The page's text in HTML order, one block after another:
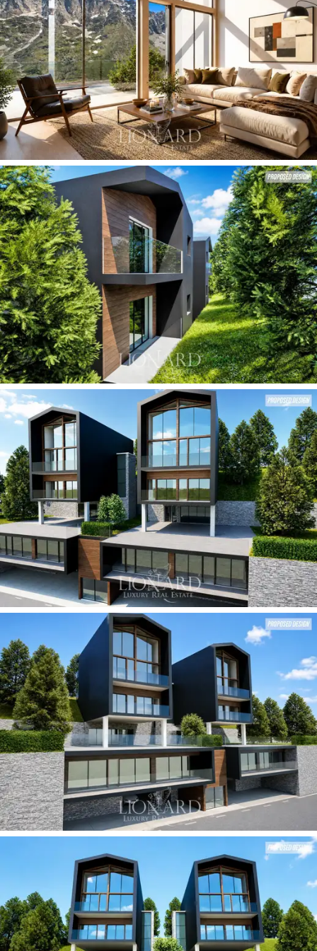
és polírozott fém tiszta tömegeiből álló sziluett az
ég felé magasodik,acéloszlopok támasztják alá,
amelyek rendkívüli könnyedségérzetet kölcsönöznek.
Az üvegkorlátokkal védettpanorámás teraszokteljes
és akadálytalan kilátást nyújtanak a környező
csúcsokra. Az ikonikussarokhelyenfekvő ingatlan
harmonikusan kiegészíti a híres Hotel Brehorn
történelmi kőhomlokzatát, tökéletesen ötvözve az
alpesi Belle Époqueörökségét és a kortársluxus
ingatlanok élvonalát.
A nappalik belső tereit úgy tervezték, hogy fokozzák
az alpesi táj fenségét, mélyreható vizuális hatású
építészeti megoldásokat alkalmazva. Anagy
nappalibanegy monumentális, háromszögletű üvegfal
található, amelyet optikai távcsőként terveztek, amely
megragadja a zenitális fényt, és kristálytiszta kilátást
nyújt a hófödte csúcsokra. A jellegzetes,
anyagközpontú minimalizmusjellemzi a
belsőépítészetet, amely a tetőtéri mennyezetet
harmonizálja a természetes fa gerendákkal és a világos
tölgyfa padlóval. A legapróbb részletekig aprólékosan
kidolgozott, galambszürke és égetett barna árnyalatok
organikus palettájánkészült bútorok közé tartoznak a
bársony és buklé kárpitozású ülőgarnitúrák, amelyek
egy központi dohányzóasztalt vesznek körül, kifinomult
alpesi intimitáshangulatát teremtve közvetlenül a
lejtők felett.
A belső terek elrendezésétmesterien alakították ki,
hogy az alpesi jóllét koncepcióját emeljék ki, a
csúcsokon töltött napok utáni tiszta felfrissülés
szentélyét kínálva. Az alsó szinteken, a sziklába
tömören integrálva és helyi kőburkolattal kiegészítve,
egy exkluzívprivát wellnessrészleg található, amely
a legmodernebb edzőtechnológiával felszerelt
fitneszrészleggel rendelkezik
. A hálórészben
kifinomult eleganciájú fő hálószobák találhatók,
mindegyikhez saját fürdőszoba tartozik, amelyet
egyedi anyagokból készítettek. Egy különálló
melléképülettovább növeli az ingatlan értékét, ideális
a vendégek vagy a kiszolgáló személyzet maximális
magánéletének biztosítására. A logisztikai kiválóságot
egytágas, fedett garázsbiztosítja az utcaszinten,
amelyet egy háromállásos kültéri parkoló egészít ki,
garantálva a gyors éspraktikus járműhozzáférést
még a legnagyobb havazás idején is.